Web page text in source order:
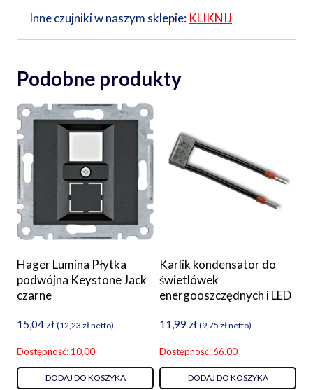
Inne czujniki w naszym sklepie: KLIKNIJ
Podobne produkty
Hager Lumina Płytka
podwójna Keystone Jack
czarne
15,04 zł (12,23 złnetto)
Dostępność: 10.00
DODAJ DO KOSZYKA
Karlik kondensator do
świetlówek
energooszczędnych i LED
11,99 zł (9,75 złnetto)
Dostępność: 66.00
DODAJ DO KOSZYKA